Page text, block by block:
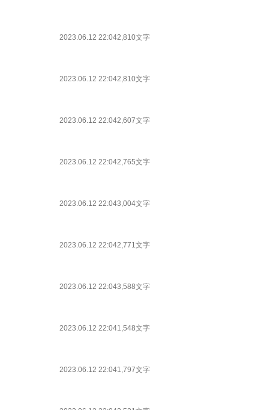
2023.06.12 22:042,810文字
2023.06.12 22:042,810文字
2023.06.12 22:042,607文字
2023.06.12 22:042,765文字
2023.06.12 22:043,004文字
2023.06.12 22:042,771文字
2023.06.12 22:043,588文字
2023.06.12 22:041,548文字
2023.06.12 22:041,797文字